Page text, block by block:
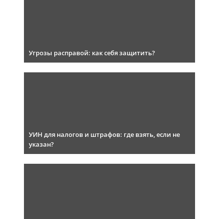
Угрозы расправой: как себя защитить?
УИН для налогов и штрафов: где взять, если не
указан?